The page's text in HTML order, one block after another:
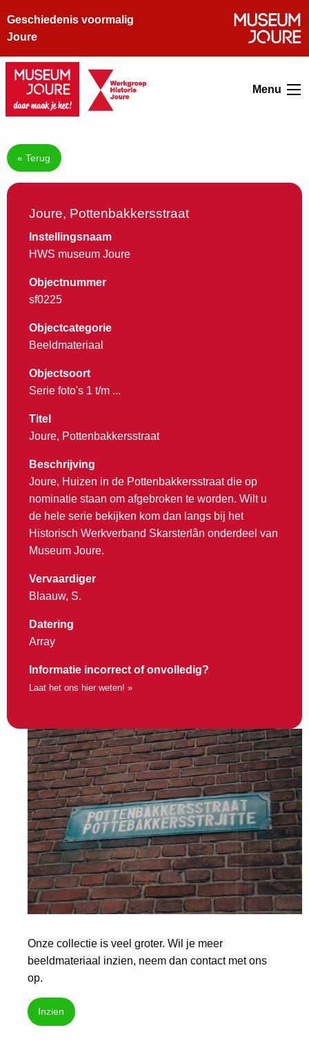
Geschiedenis voormalig
Joure
Menu
« Terug
Joure, Pottenbakkersstraat
Instellingsnaam
HWS museum Joure
Objectnummer
sf0225
Objectcategorie
Beeldmateriaal
Objectsoort
Serie foto's 1 t/m ...
Titel
Joure, Pottenbakkersstraat
Beschrijving
Joure, Huizen in de Pottenbakkersstraat die op
nominatie staan om afgebroken te worden. Wilt u
de hele serie bekijken kom dan langs bij het
Historisch Werkverband Skarsterlân onderdeel van
Museum Joure.
Vervaardiger
Blaauw, S.
Datering
Array
Informatie incorrect of onvolledig?
Laat het ons hier weten! »
Onze collectie is veel groter. Wil je meer
beeldmateriaal inzien, neem dan contact met ons
op.
Inzien